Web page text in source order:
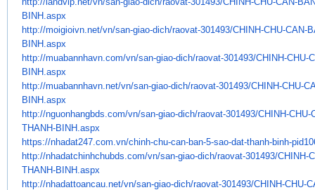
BINH.aspx
http://moigioivn.net/vn/san-giao-dich/raovat-301493/CHINH-CHU-CAN-
BINH.aspx
http://muabannhavn.com/vn/san-giao-dich/raovat-301493/CHINH-CHU-
BINH.aspx
http://muabannhavn.net/vn/san-giao-dich/raovat-301493/CHINH-CHU-
BINH.aspx
http://nguonhangbds.com/vn/san-giao-dich/raovat-301493/CHINH-CHU-
THANH-BINH.aspx
https://nhadat247.com.vn/chinh-chu-can-ban-5-sao-dat-thanh-binh-
http://nhadatchinhchubds.com/vn/san-giao-dich/raovat-301493/CHINH-
THANH-BINH.aspx
http://nhadattoancau.net/vn/san-giao-dich/raovat-301493/CHINH-CHU-